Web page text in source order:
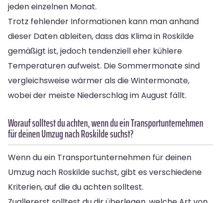
jeden einzelnen Monat.
Trotz fehlender Informationen kann man anhand
dieser Daten ableiten, dass das Klima in Roskilde
gemäßigt ist, jedoch tendenziell eher kühlere
Temperaturen aufweist. Die Sommermonate sind
vergleichsweise wärmer als die Wintermonate,
wobei der meiste Niederschlag im August fällt.
Worauf solltest du achten, wenn du ein Transportunternehmen
für deinen Umzug nach Roskilde suchst?
Wenn du ein Transportunternehmen für deinen
Umzug nach Roskilde suchst, gibt es verschiedene
Kriterien, auf die du achten solltest.